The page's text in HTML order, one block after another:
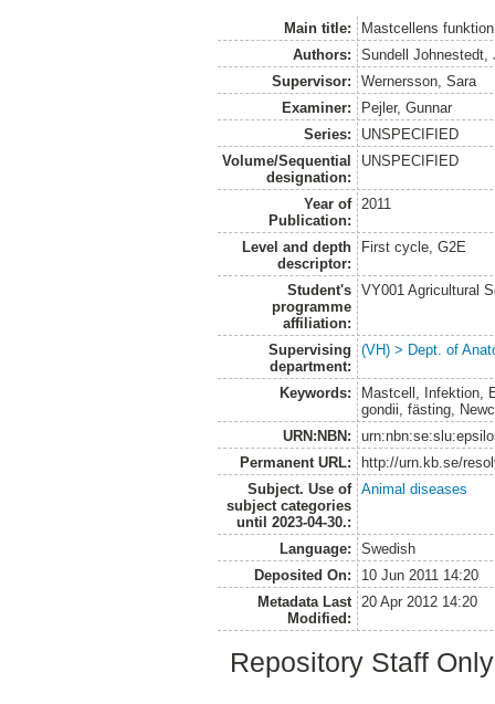
Main title:
Mastcellens
Authors:
Sundell Johnestedt,
Supervisor:
Wernersson, Sara
Examiner:
Pejler, Gunnar
Series:
UNSPECIFIED
Volume/Sequential
designation:
UNSPECIFIED
Year of
Publication:
2011
Level and depth
descriptor:
First cycle, G2E
Student's
programme
affiliation:
VY001 Agricultural
Supervising
department:
(VH) > Dept. of
Keywords:
Mastcell, Infektion,
gondii, fästing,
URN:NBN:
Permanent URL:
http://urn.kb.se/
Subject. Use of
subject categories
until 2023-04-30.:
Animal diseases
Language:
Swedish
Deposited On:
10 Jun 2011 14:20
Metadata Last
Modified:
20 Apr 2012 14:20
Repository Staff